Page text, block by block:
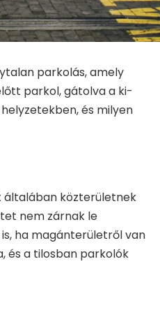
parkolás, amely
parkol, gátolva a ki-
és milyen
általában közterületnek
nem zárnak le
ha magánterületről van
és a tilosban parkolók